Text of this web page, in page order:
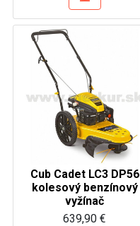
Cub Cadet LC3 DP56
kolesový benzínový
vyžínač
639,90 €